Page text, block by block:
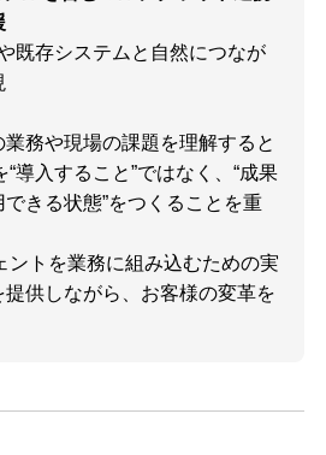
既存システムと自然につなが
務や現場の課題を理解すると
導入すること”ではなく、“成果
きる状態”をつくることを重
ントを業務に組み込むための実
供しながら、お客様の変革を